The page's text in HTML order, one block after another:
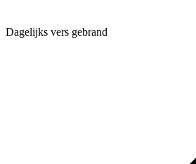
Dagelijks vers gebrand